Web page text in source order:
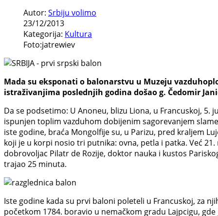
Autor: Srbiju volimo
23/12/2013
Kategorija: Kultura
Foto:jatrewiev
Mada su eksponati o balonarstvu u Muzeju
istraživanjima poslednjih godina došao g. Čedomir
Da se podsetimo: U Anoneu, blizu Liona, u Francuskoj,
ispunjen toplim vazduhom dobijenim sagorevanjem
iste godine, braća Mongolfije su, u Parizu, pred kraljem
koji je u korpi nosio tri putnika: ovna, petla i patka. Već
dobrovoljac Pilatr de Rozije, doktor nauka i kustos
trajao 25 minuta.
Iste godine kada su prvi baloni poleteli u Francuskoj, za
početkom 1784. boravio u nemačkom gradu Lajpcigu,